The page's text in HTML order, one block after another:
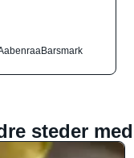
Barsmark
steder